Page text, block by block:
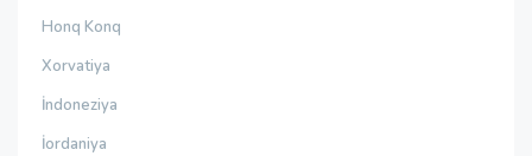
Honq Konq
Xorvatiya
İndoneziya
İordaniya